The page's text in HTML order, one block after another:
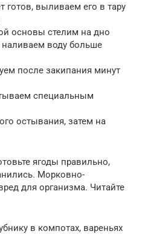
готов, выливаем его в тару
основы стелим на дно
наливаем воду больше
после закипания минут
специальным
остывания, затем на
ягоды правильно,
Морковно-
для организма. Читайте
в компотах, вареньях